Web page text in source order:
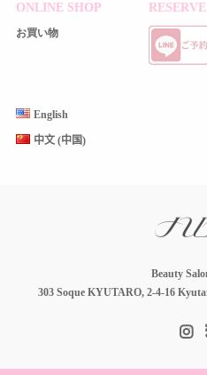
ONLINE SHOP
お買い物
RESERVE
English
中文 (中国)
Beauty
303 Soque KYUTARO, 2-4-16